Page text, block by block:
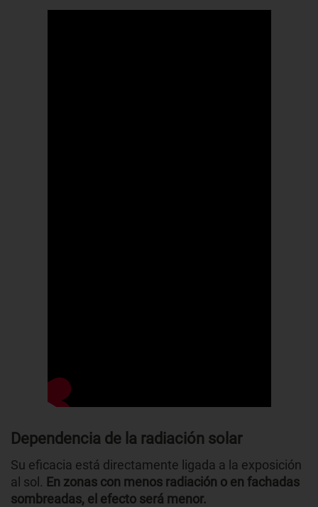
Dependencia de la radiación solar
Su eficacia está directamente ligada a la exposición
al sol. En zonas con menos radiación o en fachadas
sombreadas, el efecto será menor.